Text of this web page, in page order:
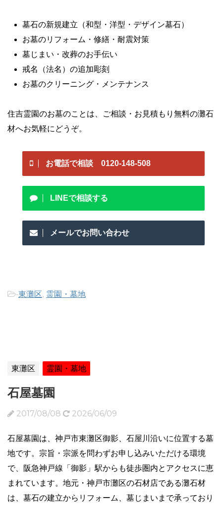
墓石の新規建立（和型・洋型・デザイン墓石）
お墓のリフォーム・修繕・耐震対策
墓じまい・改葬のお手伝い
戒名（法名）の追加彫刻
お墓のクリーニング・メンテナンス
住吉霊園のお墓のことは、ご相談・お見積もり無料の灘石
材へお気軽にどうぞ。
お電話で相談 0120-148-508
LINEで相談する
メールでお問い合わせ
-東灘区, 霊園・墓地
東灘区 霊園・墓地
石屋墓園
2017/08/08 2026/06/09
石屋墓園は、神戸市東灘区御影、石屋川沿いに位置する墓
地です。宗旨・宗派を問わずお申し込みいただける環境
で、阪急神戸線「御影」駅からも徒歩圏内とアクセスに恵
まれています。地元・神戸市灘区の石材店である灘石材
は、墓石の建立からリフォーム、墓じまいまで承っており